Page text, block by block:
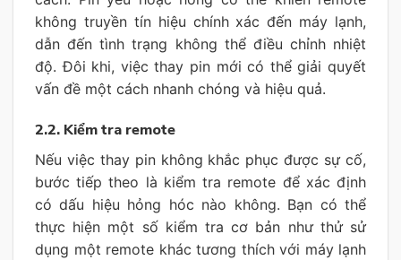
không truyền tín hiệu chính xác đến máy lạnh,
dẫn đến tình trạng không thể điều chỉnh nhiệt
độ. Đôi khi, việc thay pin mới có thể giải quyết
vấn đề một cách nhanh chóng và hiệu quả.
2.2. Kiểm tra remote
Nếu việc thay pin không khắc phục được sự cố,
bước tiếp theo là kiểm tra remote để xác định
có dấu hiệu hỏng hóc nào không. Bạn có thể
thực hiện một số kiểm tra cơ bản như thử sử
dụng một remote khác tương thích với máy lạnh